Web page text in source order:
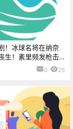
！冰球名将在纳奈
生！素里频发枪击
重金悬赏求线索！
0 25